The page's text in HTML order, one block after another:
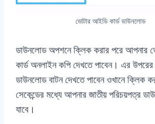
ভোটার আইডি কার্ড ডাউনলোড
ডাউনলোড অপশনে ক্লিক করার পরে আপনার
কার্ড অনলাইন কপি দেখতে পাবেন। এর উপরের
ডাউনলোড বাটন দেখতে পাবেন ওখানে ক্লিক
সেকেন্ডের মধ্যে আপনার জাতীয় পরিচয়পত্র
যাবে।